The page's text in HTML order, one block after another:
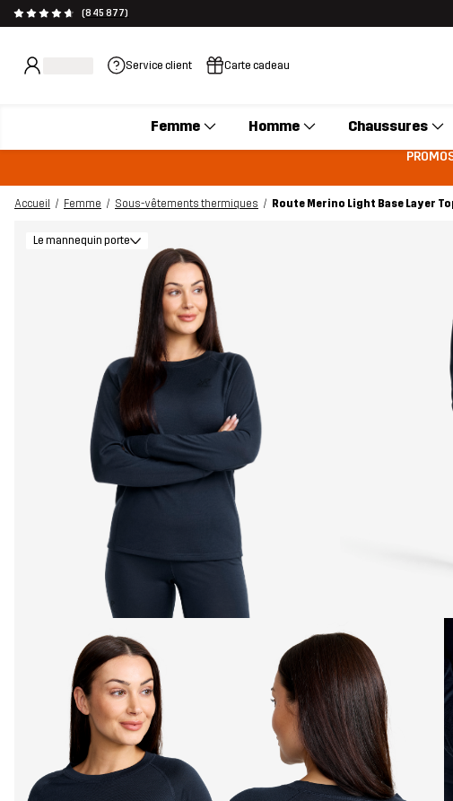
(845 877)
Service client Carte cadeau
Femme Homme Chaussures
Accueil Femme Sous-vêtements thermiques
Route Merino Light Base Layer
Le mannequin porte